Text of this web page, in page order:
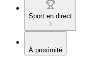
Sport en direct
À proximité